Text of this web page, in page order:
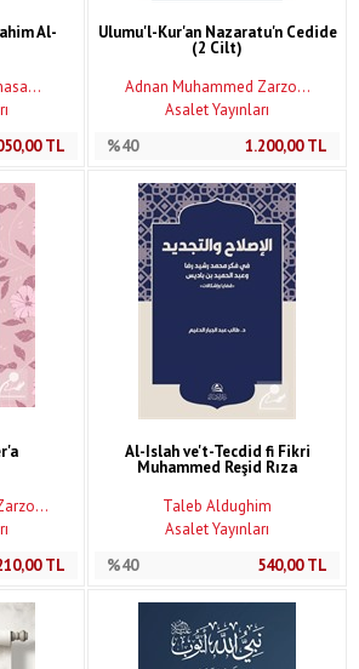
Al-
TL
Ulumu'l-Kur'an Nazaratu'n Cedide
(2 Cilt)
Adnan Muhammed Zarzo...
Asalet Yayınları
%40
1.200,00TL
TL
Al-Islah ve't-Tecdid fi Fikri
Muhammed Reşid Rıza
Taleb Aldughim
Asalet Yayınları
%40
540,00TL